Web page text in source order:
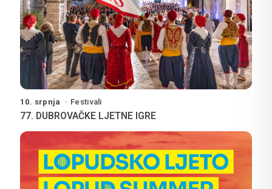
10. srpnja Festivali
77. DUBROVAČKE LJETNE IGRE